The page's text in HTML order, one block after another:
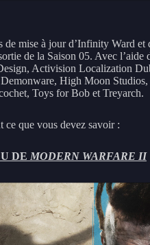
de mise à jour d’Infinity Ward
de la Saison 05. Avec
Activision Localization
High Moon
Toys for Bob et Treyarch.
ce que vous devez savoir :
DE MODERN WARFARE II